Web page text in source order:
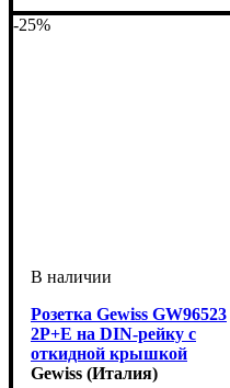
Двухполюсные 2p
ДСТУ IEC 60884-1
-25%
Розетка Gewiss GW96523
2P+E на DIN-рейку с
откидной крышкой
250В/16А 2,5M
Gewiss (Италия)